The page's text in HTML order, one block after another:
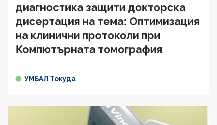
диагностика защити докторска
дисертация на тема: Оптимизация
на клинични протоколи при
Компютърната томография
УМБАЛ Токуда